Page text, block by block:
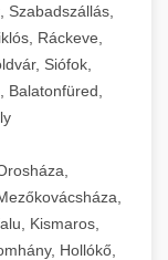
Szabadszállás,
Ráckeve,
Siófok,
Balatonfüred,
Kismaros,
Hollókő,